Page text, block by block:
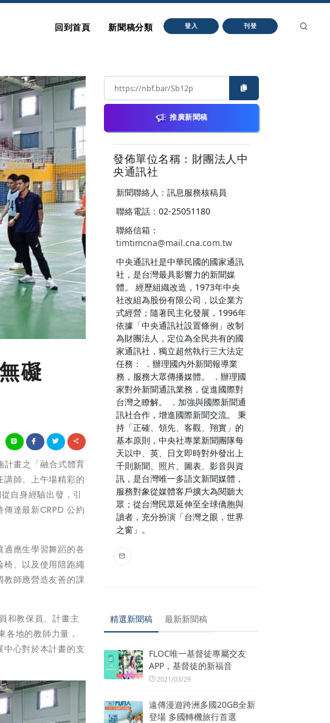
回到首頁 新聞稿分類 登入 刊登
礙
計畫之「融合式體育
師。上午場精彩的
自身經驗出發，引
達最新CRPD 公約
應生學習舞蹈的各
椅、以及使用陪跑繩
師應營造友善的課
和教保員。計畫主
地的教師力量，
心對於本計畫的支
推廣新聞稿
發佈單位名稱：財團法人中
央通訊社
新聞聯絡人：訊息服務核稿員
聯絡電話：02-25051180
聯絡信箱：
timtimcna@mail.cna.com.tw
中央通訊社是中華民國的國家通訊
社，是台灣最具影響力的新聞媒
體。 經歷組織改造，1973年中央
社改組為股份有限公司，以企業方
式經營；隨著民主化發展，1996年
依據「中央通訊社設置條例」改制
為財團法人，定位為全民共有的國
家通訊社，獨立超然執行三大法定
任務： ．辦理國內外新聞報導業
務，服務大眾傳播媒體。 ．辦理國
家對外新聞通訊業務，促進國際對
台灣之瞭解。 ．加強與國際新聞通
訊社合作，增進國際新聞交流。 秉
持「正確、領先、客觀、翔實」的
基本原則，中央社專業新聞團隊每
天以中、英、日文即時對外發出上
千則新聞、照片、圖表、影音與資
訊，是台灣唯一多語文新聞媒體，
服務對象從媒體客戶擴大為閱聽大
眾；從台灣民眾延伸至全球僑胞與
讀者，充分扮演「台灣之眼，世界
之窗」。
精選新聞稿 最新新聞稿
FLOC唯一基督徒專屬交友
APP，基督徒的新福音
2021/03/29
遠傳漫遊跨洲多國20GB全新
登場 多國轉機旅行首選